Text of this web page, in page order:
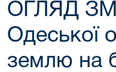
ОГЛЯД
Одеської
землю на